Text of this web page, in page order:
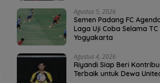
Agustus 5, 2026
Semen Padang FC
Laga Uji Coba Selama TC
Yogyakarta
Agustus 4, 2026
Riyandi Siap Beri
Terbaik untuk Dewa